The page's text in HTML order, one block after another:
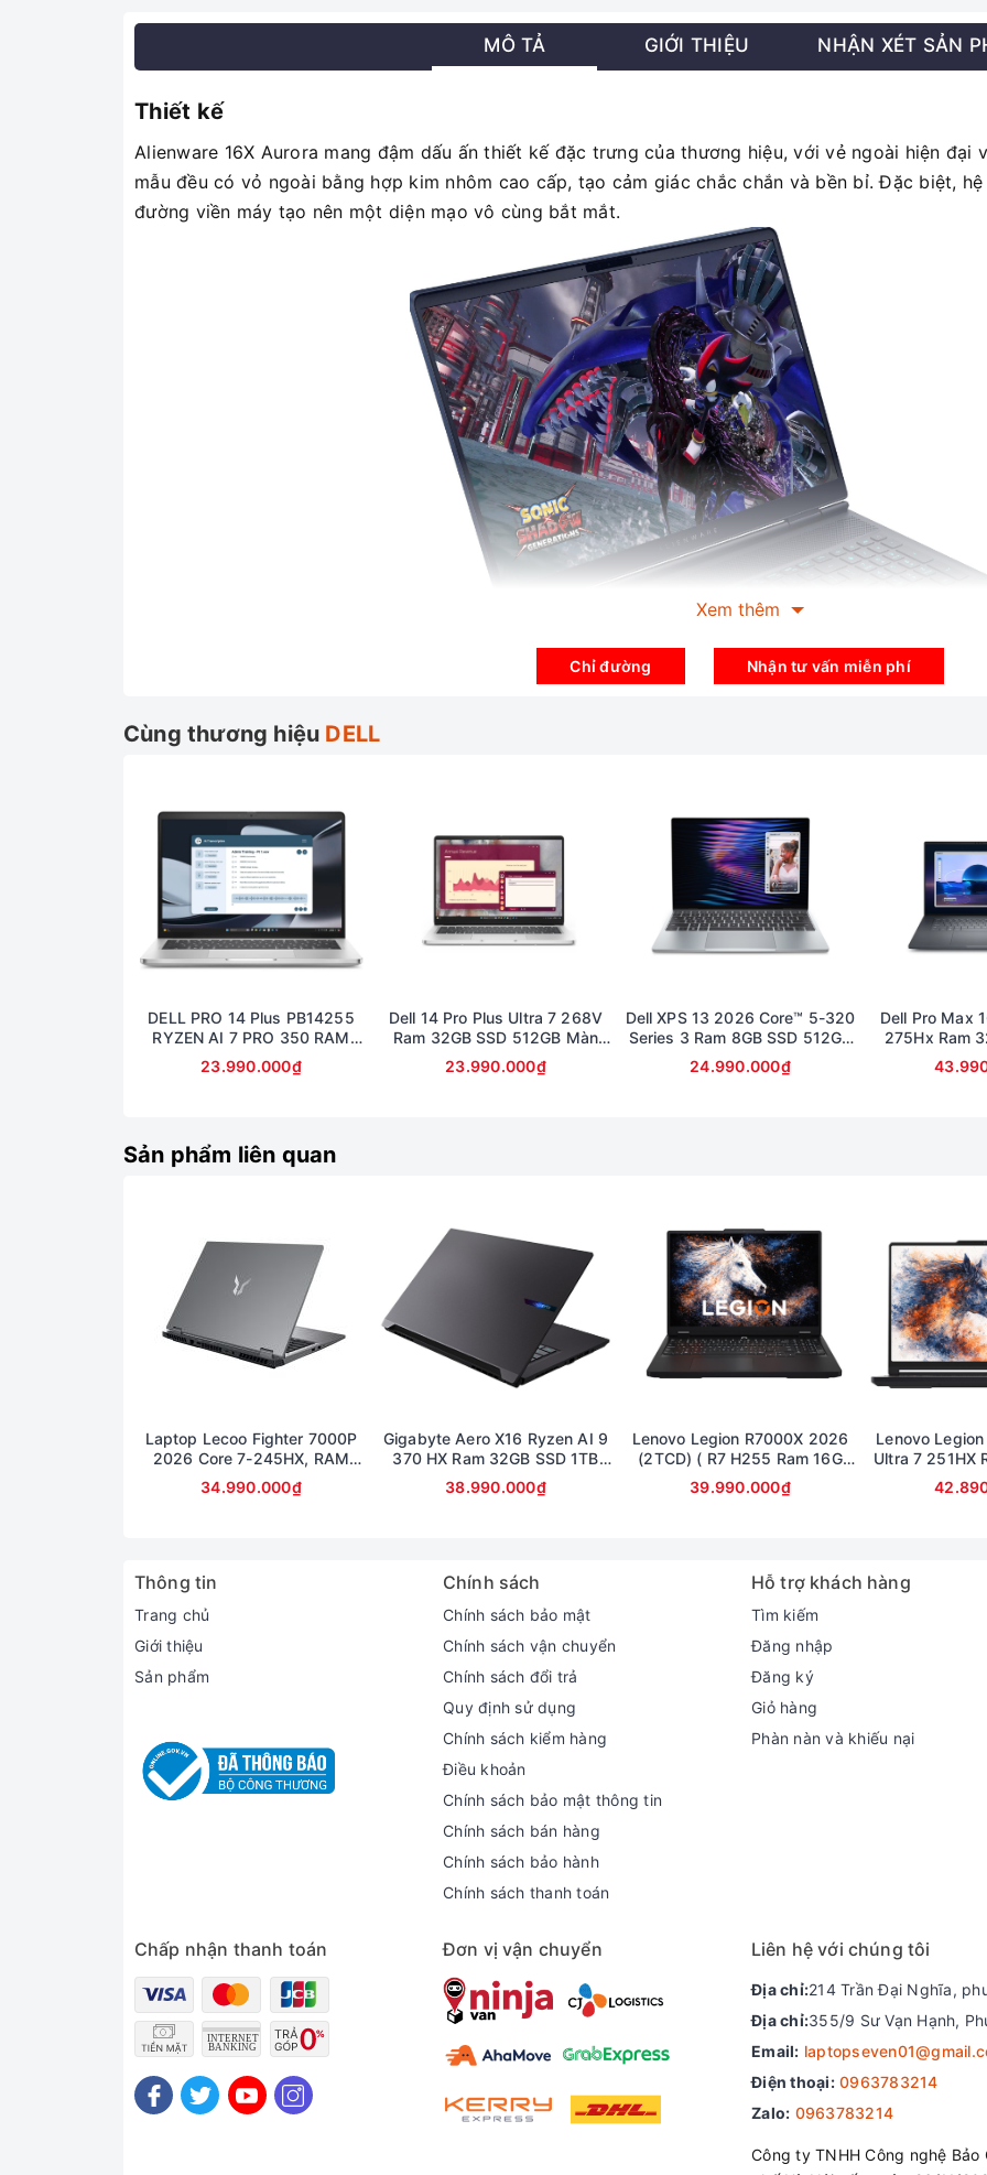
MÔ TẢ GIỚI THIỆU NHẬN XÉT SẢN
Thiết kế
Alienware 16X Aurora mang đậm dấu ấn thiết kế đặc trưng của thương hiệu, với vẻ ngoài hiện đại
mẫu đều có vỏ ngoài bằng hợp kim nhôm cao cấp, tạo cảm giác chắc chắn và bền bỉ. Đặc biệt,
đường viền máy tạo nên một diện mạo vô cùng bắt mắt.
Hiệu năng
Alienware 16X Aurora được trang bị chip Intel® Core™ Ultra 9 Processor 275HX (36MB cache, 24
năng tối ưu cho khả năng xử lý đa nhiệm và các tác vụ nặng. Bộ xử lý này đem lại tốc độ xử lý
trải nghiệm chơi game mượt mà, không bị gián đoạn.
Ngoài ra máy còn được trang bị Card RTX NVIDIA® GeForce RTX™ 5070, 8 GB mang đến khả
nhất.
Màn hình
Alienware 16X Aurora được trang bị màn 16inch 2K cho chất lượng hình ảnh sống động và sắc nét.
giảm thiểu hiện tượng xé hình, mang đến trải nghiệm hình ảnh mượt mà. Công nghệ IPS cũng đảm
lý tưởng cho cả chơi game và làm việc đồ họa.
Xem thêm
Chỉ đường Nhận tư vấn miễn phí
Cùng thương hiệu DELL
DELL PRO 14 Plus PB14255
RYZEN AI 7 PRO 350 RAM
32GB SSD 512GB AMD
RADEON 860M GRAPHICS
23.990.000₫
Dell 14 Pro Plus Ultra 7 268V
Ram 32GB SSD 512GB Màn
14inch FullHD Touch
23.990.000₫
Dell XPS 13 2026 Core™ 5-320
Series 3 Ram 8GB SSD 512GB
Màn 13.4inch 2K cảm ứng
24.990.000₫
Dell Pro Max
275Hx Ram
Card RTX
FullHD (bảo
Sản phẩm liên quan
Laptop Lecoo Fighter 7000P
2026 Core 7-245HX, RAM
16GB, SSD 512GB, RTX 5060
8GB, màn 16 inch 2.5K 180Hz
34.990.000₫
Gigabyte Aero X16 Ryzen AI 9
370 HX Ram 32GB SSD 1TB
Màn hình 16inch 2.5K RTX
5070 8Gb
38.990.000₫
Lenovo Legion R7000X 2026
(2TCD) ( R7 H255 Ram 16G
SSD 1TB RTX 5060 8G | 15.3in
2.5K OLED 165Hz )
39.990.000₫
Lenovo
Ultra 7 251HX
1TB RTX
15.3inch
Thông tin
Trang chủ
Giới thiệu
Sản phẩm
Chính sách
Chính sách bảo mật
Chính sách vận chuyển
Chính sách đổi trả
Quy định sử dụng
Chính sách kiểm hàng
Điều khoản
Chính sách bảo mật thông tin
Chính sách bán hàng
Chính sách bảo hành
Chính sách thanh toán
Hỗ trợ khách hàng
Tìm kiếm
Đăng nhập
Đăng ký
Giỏ hàng
Phàn nàn và khiếu nại
Chấp nhận thanh toán Đơn vị vận chuyển Liên hệ với chúng tôi
Địa chỉ:214 Trần Đại Nghĩa,
Địa chỉ:355/9 Sư Vạn Hạnh,
Email:
Điện thoại: 0963783214
Zalo: 0963783214
Công ty TNHH Công nghệ Bảo